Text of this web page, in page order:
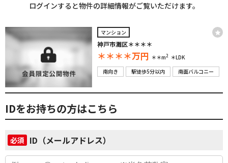
ログインすると物件の詳細情報がご覧いただけます。
マンション
神戸市灘区＊＊＊＊
＊＊＊＊万円 ＊＊m2 ＊LDK
南向き
駅徒歩5分以内 南面バルコニー
IDをお持ちの方はこちら
必須 ID（メールアドレス）